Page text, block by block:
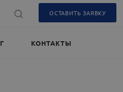
ОСТАВИТЬ ЗАЯВКУ
КОНТАКТЫ